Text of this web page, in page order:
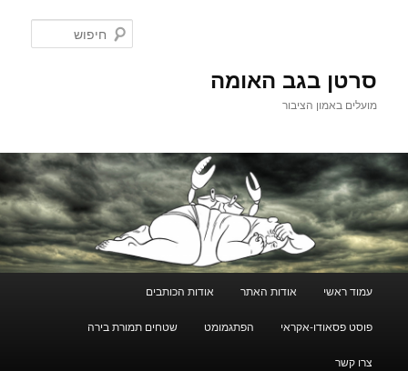
סרטן בגב האומה
מועלים באמון הציבור
עמוד ראשי אודות האתר אודות הכותבים
פוסט פסאודו-אקראי הפתגמומט שטחים תמורת בירה
צרו קשר